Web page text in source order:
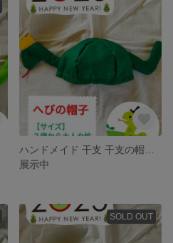
展示中
SOLD OUT